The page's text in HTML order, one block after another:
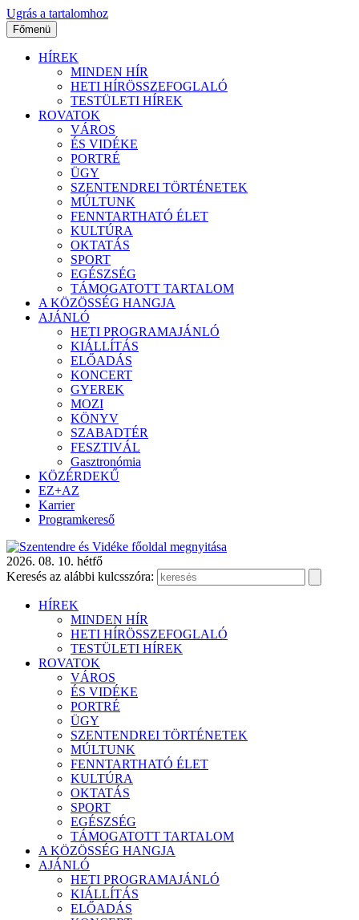
Ugrás a tartalomhoz
Főmenü
HÍREK
MINDEN HÍR
HETI HÍRÖSSZEFOGLALÓ
TESTÜLETI HÍREK
ROVATOK
VÁROS
ÉS VIDÉKE
PORTRÉ
ÜGY
SZENTENDREI TÖRTÉNETEK
MÚLTUNK
FENNTARTHATÓ ÉLET
KULTÚRA
OKTATÁS
SPORT
EGÉSZSÉG
TÁMOGATOTT TARTALOM
A KÖZÖSSÉG HANGJA
AJÁNLÓ
HETI PROGRAMAJÁNLÓ
KIÁLLÍTÁS
ELŐADÁS
KONCERT
GYEREK
MOZI
KÖNYV
SZABADTÉR
FESZTIVÁL
Gasztronómia
KÖZÉRDEKŰ
EZ+AZ
Karrier
Programkereső
2026. 08. 10. hétfő
Keresés az alábbi kulcsszóra:
HÍREK
MINDEN HÍR
HETI HÍRÖSSZEFOGLALÓ
TESTÜLETI HÍREK
ROVATOK
VÁROS
ÉS VIDÉKE
PORTRÉ
ÜGY
SZENTENDREI TÖRTÉNETEK
MÚLTUNK
FENNTARTHATÓ ÉLET
KULTÚRA
OKTATÁS
SPORT
EGÉSZSÉG
TÁMOGATOTT TARTALOM
A KÖZÖSSÉG HANGJA
AJÁNLÓ
HETI PROGRAMAJÁNLÓ
KIÁLLÍTÁS
ELŐADÁS